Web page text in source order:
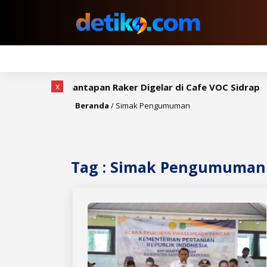
Rapat Pemantapan Raker Digelar di Cafe VOC Sidrap
Beranda / Simak Pengumuman
Tag : Simak Pengumuman
x